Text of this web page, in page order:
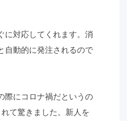
に対応してくれます。消
自動的に発注されるので
際にコロナ禍だというの
れて驚きました。新人を